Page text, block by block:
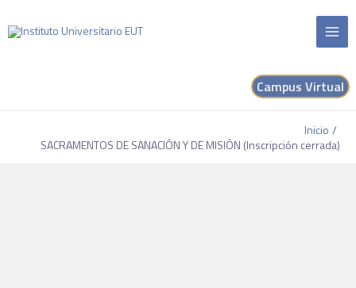
Campus Virtual
Inicio
SACRAMENTOS DE SANACIÓN Y DE MISIÓN (Inscripción cerrada)